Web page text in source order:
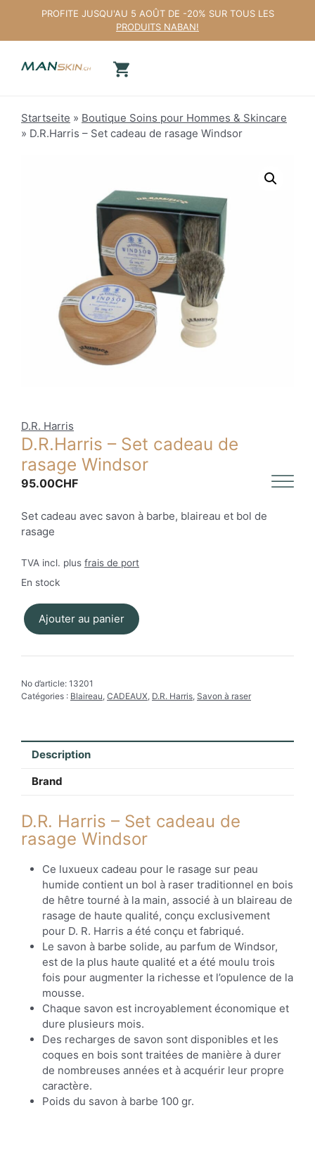
contenu
PROFITE JUSQU'AU 5 AOÛT DE -20% SUR TOUS LES
PRODUITS NABAN!
Startseite » Boutique Soins pour Hommes & Skincare
» D.R.Harris – Set cadeau de rasage Windsor
D.R. Harris
D.R.Harris – Set cadeau de
rasage Windsor
95.00CHF
Set cadeau avec savon à barbe, blaireau et bol de
rasage
TVA incl. plus frais de port
En stock
quantité
D.R.Harris
Set
cadeau
Windsor
Ajouter au panier
No d’article: 13201
Catégories : Blaireau, CADEAUX, D.R. Harris, Savon à raser
Description
Brand
D.R. Harris – Set cadeau de
rasage Windsor
Ce luxueux cadeau pour le rasage sur peau
humide contient un bol à raser traditionnel en bois
de hêtre tourné à la main, associé à un blaireau de
rasage de haute qualité, conçu exclusivement
pour D. R. Harris a été conçu et fabriqué.
Le savon à barbe solide, au parfum de Windsor,
est de la plus haute qualité et a été moulu trois
fois pour augmenter la richesse et l’opulence de la
mousse.
Chaque savon est incroyablement économique et
dure plusieurs mois.
Des recharges de savon sont disponibles et les
coques en bois sont traitées de manière à durer
de nombreuses années et à acquérir leur propre
caractère.
Poids du savon à barbe 100 gr.